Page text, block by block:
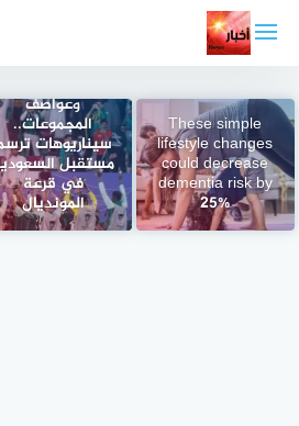
المحتوى
These simple
lifestyle changes
could decrease
dementia risk by
25%
وعواصف
المجموعات..
سيناريوهات
مستقبل
في قرعة
المونديال